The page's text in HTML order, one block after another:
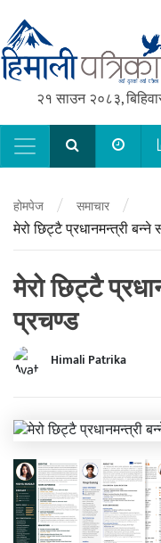
२१ साउन २०८३,
Main
होमपेज / समाचार /
मेरो छिट्टै प्रधानमन्त्री
मेरो छिट्टै
प्रचण्ड
Himali Patrika